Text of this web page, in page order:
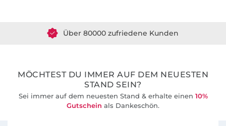
MÖCHTEST DU IMMER AUF DEM NEUESTEN
STAND SEIN?
Sei immer auf dem neuesten Stand & erhalte einen 10%
Gutschein als Dankeschön.